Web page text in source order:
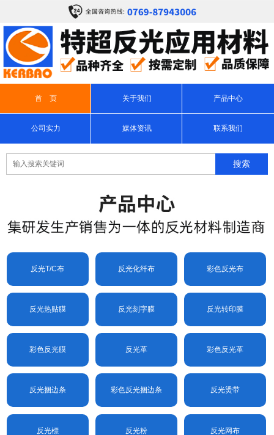
首 页 关于我们 产品中心
公司实力 媒体资讯 联系我们
反光T/C布 反光化纤布 彩色反光布
反光热贴膜 反光刻字膜 反光转印膜
彩色反光膜 反光革 彩色反光革
反光捆边条 彩色反光捆边条 反光烫带
反光標 反光粉 反光网布